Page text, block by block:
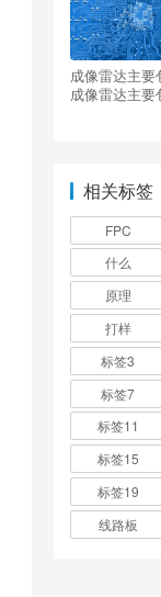
成像雷达主要
成像雷达主要
相关标签
FPC
什么
原理
打样
标签3
标签7
标签11
标签15
标签19
线路板